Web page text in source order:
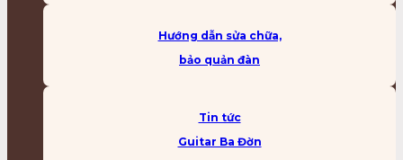
Hướng dẫn sửa chữa,
bảo quản đàn
Tin tức
Guitar Ba Đờn